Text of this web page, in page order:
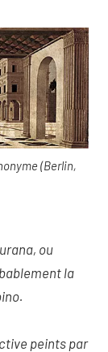
(Berlin,
ou
la
peints par